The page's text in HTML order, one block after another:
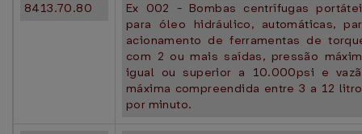
8413.70.80
Ex 002 - Bombas centrífugas
para óleo hidráulico, automáticas,
acionamento de ferramentas de
com 2 ou mais saídas, pressão
igual ou superior a 10.000psi e
máxima compreendida entre 3 a 12
por minuto.